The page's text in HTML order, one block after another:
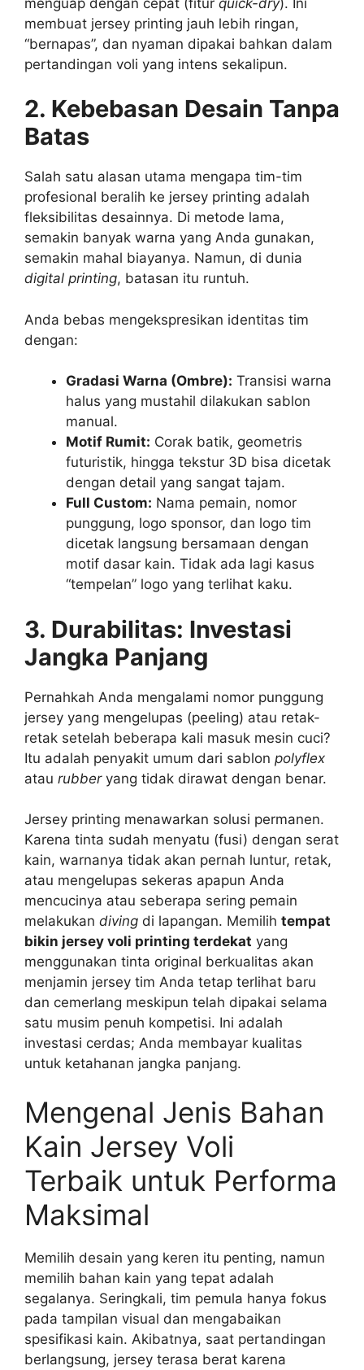
membuat jersey printing jauh lebih ringan,
“bernapas”, dan nyaman dipakai bahkan dalam
pertandingan voli yang intens sekalipun.
2. Kebebasan Desain Tanpa
Batas
Salah satu alasan utama mengapa tim-tim
profesional beralih ke jersey printing adalah
fleksibilitas desainnya. Di metode lama,
semakin banyak warna yang Anda gunakan,
semakin mahal biayanya. Namun, di dunia
digital printing, batasan itu runtuh.
Anda bebas mengekspresikan identitas tim
dengan:
Gradasi Warna (Ombre): Transisi warna
halus yang mustahil dilakukan sablon
manual.
Motif Rumit: Corak batik, geometris
futuristik, hingga tekstur 3D bisa dicetak
dengan detail yang sangat tajam.
Full Custom: Nama pemain, nomor
punggung, logo sponsor, dan logo tim
dicetak langsung bersamaan dengan
motif dasar kain. Tidak ada lagi kasus
“tempelan” logo yang terlihat kaku.
3. Durabilitas: Investasi
Jangka Panjang
Pernahkah Anda mengalami nomor punggung
jersey yang mengelupas (peeling) atau retak-
retak setelah beberapa kali masuk mesin cuci?
Itu adalah penyakit umum dari sablon polyflex
atau rubberyang tidak dirawat dengan benar.
Jersey printing menawarkan solusi permanen.
Karena tinta sudah menyatu (fusi) dengan serat
kain, warnanya tidak akan pernah luntur, retak,
atau mengelupas sekeras apapun Anda
mencucinya atau seberapa sering pemain
melakukan diving di lapangan. Memilih tempat
bikin jersey voli printing terdekat yang
menggunakan tinta original berkualitas akan
menjamin jersey tim Anda tetap terlihat baru
dan cemerlang meskipun telah dipakai selama
satu musim penuh kompetisi. Ini adalah
investasi cerdas; Anda membayar kualitas
untuk ketahanan jangka panjang.
Mengenal Jenis Bahan
Kain Jersey Voli
Terbaik untuk Performa
Maksimal
Memilih desain yang keren itu penting, namun
memilih bahan kain yang tepat adalah
segalanya. Seringkali, tim pemula hanya fokus
pada tampilan visual dan mengabaikan
spesifikasi kain. Akibatnya, saat pertandingan
berlangsung, jersey terasa berat karena